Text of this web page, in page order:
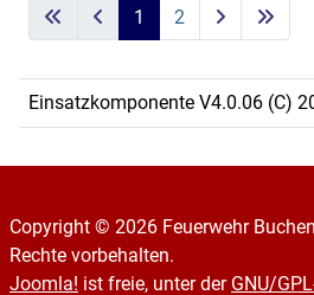
1 2
Einsatzkomponente V4.0.06 (C)
Copyright © 2026 Feuerwehr
Rechte vorbehalten.
Joomla! ist freie, unter der GNU/